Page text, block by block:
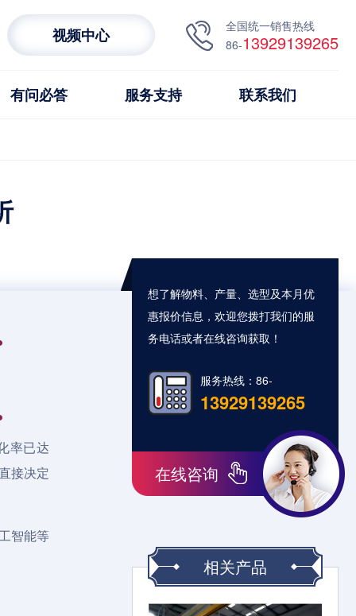
视频中心
全国统一销售热线
86-13929139265
有问必答 服务支持 联系我们
率已达
接决定
智能等
想了解物料、产量、选型及本月优
惠报价信息，欢迎您拨打我们的服
务电话或者在线咨询获取！
服务热线：86-
13929139265
在线咨询
相关产品